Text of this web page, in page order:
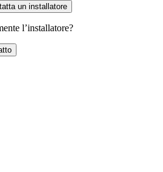
un installatore
l’installatore?